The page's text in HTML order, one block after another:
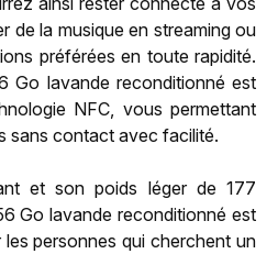
de la musique en streaming ou
préférées en toute rapidité.
Go lavande reconditionné est
NFC, vous permettant
sans contact avec facilité.
et son poids léger de 177
Go lavande reconditionné est
personnes qui cherchent un